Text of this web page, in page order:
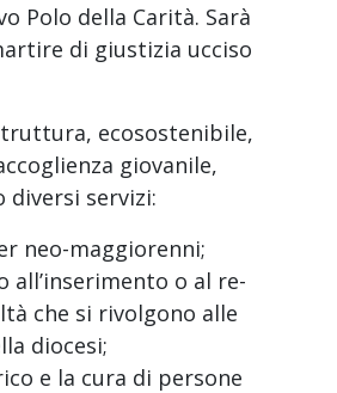
Polo della Carità. Sarà
di giustizia ucciso
ecosostenibile,
giovanile,
servizi:
neo-maggiorenni;
all’inserimento o al re-
che si rivolgono alle
diocesi;
e la cura di persone